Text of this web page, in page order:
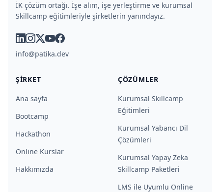
İK çözüm ortağı. İşe alım, işe yerleştirme ve kurumsal
Skillcamp eğitimleriyle şirketlerin yanındayız.
linkedin
instagram
x youtube
facebook
info@patika.dev
ŞIRKET
Ana sayfa
Bootcamp
Hackathon
Online Kurslar
Hakkımızda
ÇÖZÜMLER
Kurumsal Skillcamp
Eğitimleri
Kurumsal Yabancı Dil
Çözümleri
Kurumsal Yapay Zeka
Skillcamp Paketleri
LMS ile Uyumlu Online